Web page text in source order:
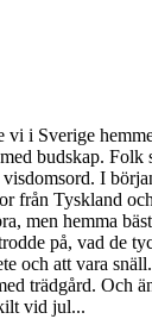
i Sverige
budskap. Folk
I
från Tyskland
men hemma
på, vad de
och att vara
trädgård. Och
vid jul...